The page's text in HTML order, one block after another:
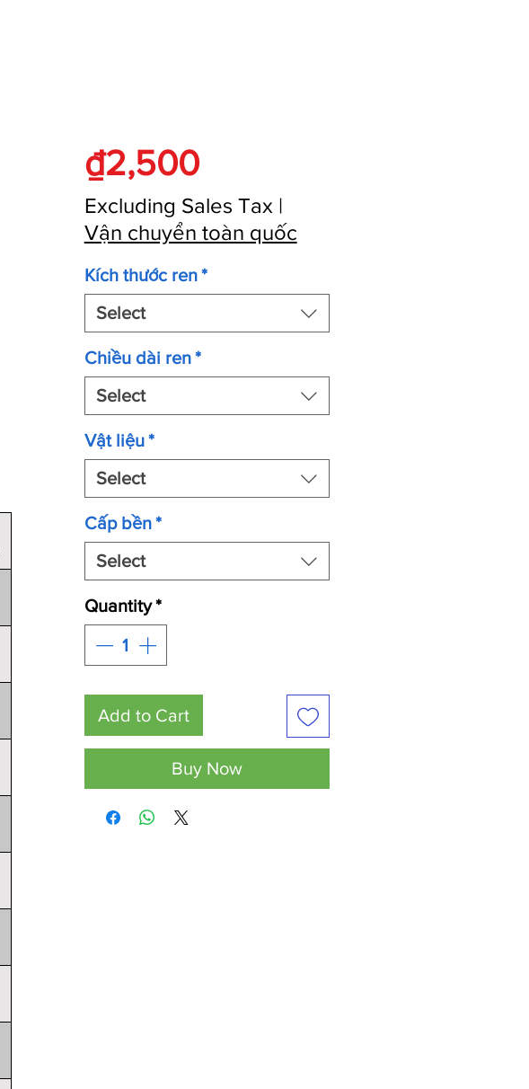
₫2,500Price
Excluding Sales Tax|
Vận chuyển toàn quốc
Kích thước ren*
Select
Chiều dài ren*
Select
Vật liệu*
Select
Cấp bền*
Select
Quantity*
Add to Cart
Buy Now